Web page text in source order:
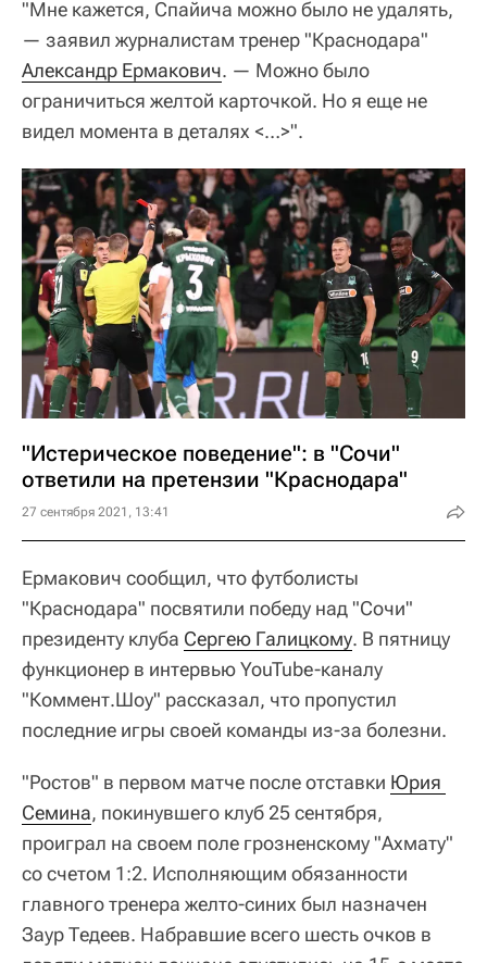
"Мне кажется, Спайича можно было не удалять,
— заявил журналистам тренер "Краснодара"
Александр Ермакович. — Можно было
ограничиться желтой карточкой. Но я еще не
видел момента в деталях <…>".
"Истерическое поведение": в "Сочи"
ответили на претензии "Краснодара"
27 сентября 2021, 13:41
Ермакович сообщил, что футболисты
"Краснодара" посвятили победу над "Сочи"
президенту клуба Сергею Галицкому. В пятницу
функционер в интервью YouTube-каналу
"Коммент.Шоу" рассказал, что пропустил
последние игры своей команды из-за болезни.
"Ростов" в первом матче после отставки Юрия
Семина, покинувшего клуб 25 сентября,
проиграл на своем поле грозненскому "Ахмату"
со счетом 1:2. Исполняющим обязанности
главного тренера желто-синих был назначен
Заур Тедеев. Набравшие всего шесть очков в